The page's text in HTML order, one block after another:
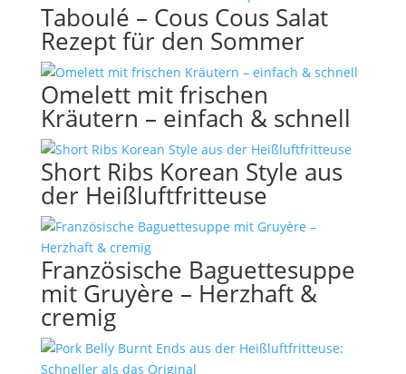
Taboulé – Cous Cous Salat
Rezept für den Sommer
Omelett mit frischen
Kräutern – einfach & schnell
Short Ribs Korean Style aus
der Heißluftfritteuse
Französische Baguettesuppe
mit Gruyère – Herzhaft &
cremig